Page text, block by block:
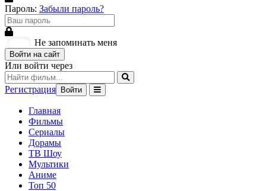
Пароль: Забыли пароль?
Не запоминать меня
Войти на сайт
Или войти через
Регистрация Войти
Главная
Фильмы
Сериалы
Дорамы
ТВ Шоу
Мультики
Аниме
Топ 50